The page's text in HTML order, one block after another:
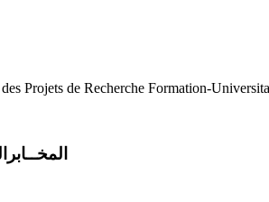
Projets de Recherche Formation-